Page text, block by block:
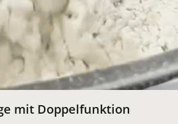
mit Doppelfunktion